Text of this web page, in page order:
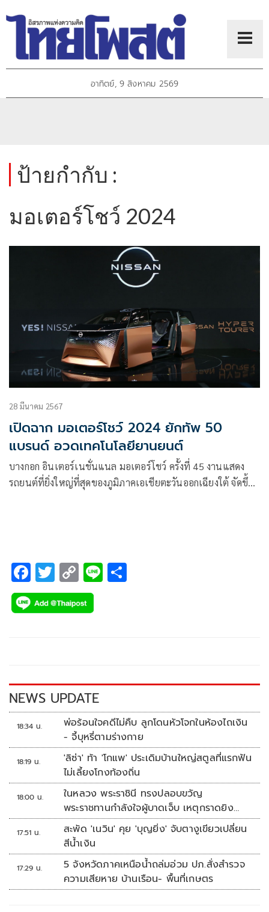
อาทิตย์, 9 สิงหาคม 2569
ป้ายกำกับ :
มอเตอร์โชว์ 2024
28 มีนาคม 2567
เปิดฉาก มอเตอร์โชว์ 2024 ยักทัพ 50
แบรนด์ อวดเทคโนโลยียานยนต์
บางกอก อินเตอร์เนชั่นแนล มอเตอร์โชว์ ครั้งที่ 45 งานแสดง
รถยนต์ที่ยิ่งใหญ่ที่สุดของภูมิภาคเอเชียตะวันออกเฉียงใต้ จัดขึ้น
F
ac
e
k
T
wi
tt
C
o
p
k
Li
NEWS UPDATE
18:34 น.
พ่อร้อนใจคดีไม่คืบ ลูกโดนหัวโจกในห้องไถเงิน
- จี้บุหรี่ตามร่างกาย
18:19 น.
'ลิซ่า' ท้า 'โกแพ' ประเดิมบ้านใหญ่สตูลที่แรกฟัน
ไม่เลี้ยงโกงท้องถิ่น
18:00 น.
ในหลวง พระราชินี ทรงปลอบขวัญ
พระราชทานกำลังใจผู้บาดเจ็บ เหตุกราดยิง
รร.เทพศิรินทร์นนทบุรี
17:51 น.
สะพัด 'เนวิน' คุย 'บุญยิ่ง' จับตางูเขียวเปลี่ยน
สีน้ำเงิน
17:29 น.
5 จังหวัดภาคเหนือน้ำถล่มอ่วม ปภ.สั่งสำรวจ
ความเสียหาย บ้านเรือน- พื้นที่เกษตร